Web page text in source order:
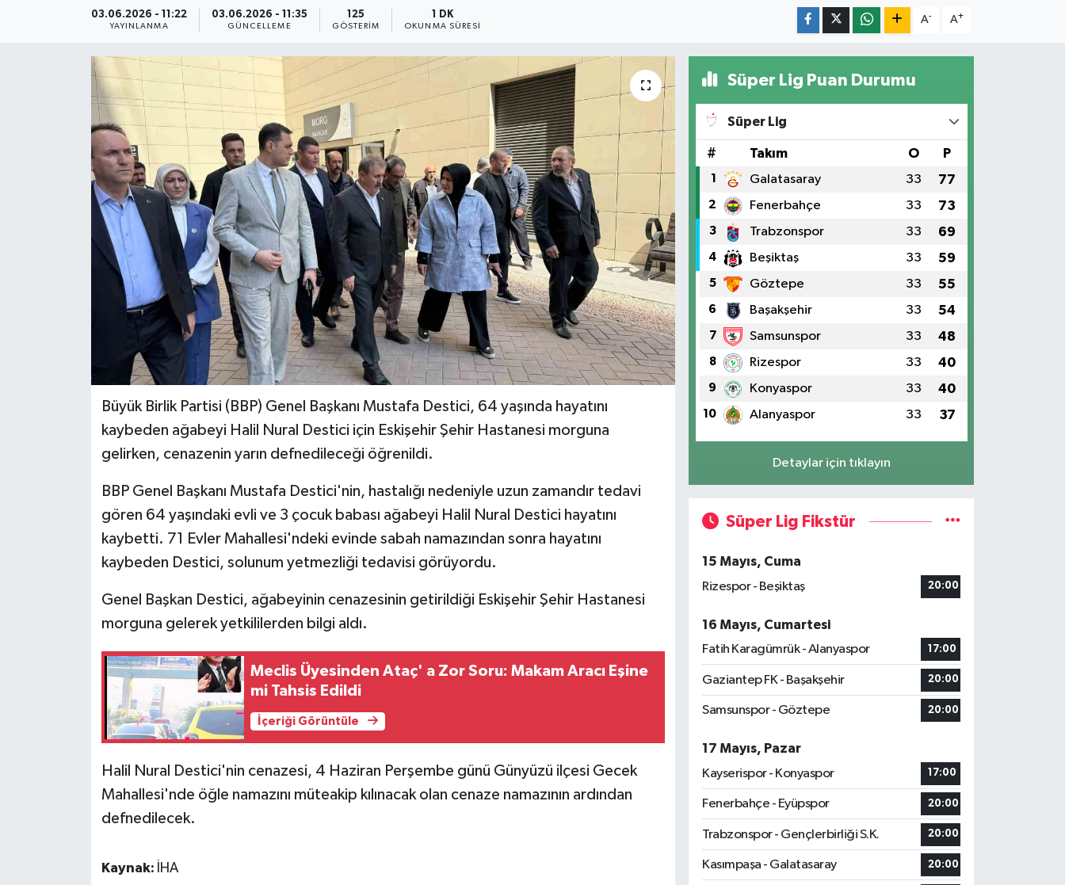
03.06.2026 - 11:22
YAYINLANMA
03.06.2026 - 11:35
GÜNCELLEME
125
GÖSTERIM
1 DK
OKUNMA SÜRESI
A- A+
Büyük Birlik Partisi (BBP) Genel Başkanı Mustafa Destici, 64 yaşında hayatını
kaybeden ağabeyi Halil Nural Destici için Eskişehir Şehir Hastanesi morguna
gelirken, cenazenin yarın defnedileceği öğrenildi.
BBP Genel Başkanı Mustafa Destici'nin, hastalığı nedeniyle uzun zamandır tedavi
gören 64 yaşındaki evli ve 3 çocuk babası ağabeyi Halil Nural Destici hayatını
kaybetti. 71 Evler Mahallesi'ndeki evinde sabah namazından sonra hayatını
kaybeden Destici, solunum yetmezliği tedavisi görüyordu.
Genel Başkan Destici, ağabeyinin cenazesinin getirildiği Eskişehir Şehir Hastanesi
morguna gelerek yetkililerden bilgi aldı.
Meclis Üyesinden Ataç' a Zor Soru: Makam Aracı Eşine
mi Tahsis Edildi
İçeriği Görüntüle
Halil Nural Destici'nin cenazesi, 4 Haziran Perşembe günü Günyüzü ilçesi Gecek
Mahallesi'nde öğle namazını müteakip kılınacak olan cenaze namazının ardından
defnedilecek.
Kaynak: İHA
Süper Lig Puan Durumu
Süper Lig
# Takım O P
1 Galatasaray 33 77
2 Fenerbahçe 33 73
3 Trabzonspor 33 69
4 Beşiktaş 33 59
5 Göztepe 33 55
6 Başakşehir 33 54
7 Samsunspor 33 48
8 Rizespor 33 40
9 Konyaspor 33 40
10 Alanyaspor 33 37
Detaylar için tıklayın
Süper Lig Fikstür
15 Mayıs, Cuma
Rizespor - Beşiktaş
20:00
16 Mayıs, Cumartesi
Fatih Karagümrük - Alanyaspor
17:00
Gaziantep FK - Başakşehir 20:00
Samsunspor - Göztepe 20:00
17 Mayıs, Pazar
Kayserispor - Konyaspor
17:00
Fenerbahçe - Eyüpspor 20:00
Trabzonspor - Gençlerbirliği S.K. 20:00
Kasımpaşa - Galatasaray 20:00